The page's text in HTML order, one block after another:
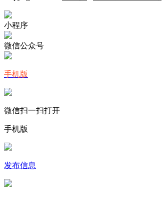
小程序
微信公众号
手机版
微信扫一扫打开
手机版
发布信息